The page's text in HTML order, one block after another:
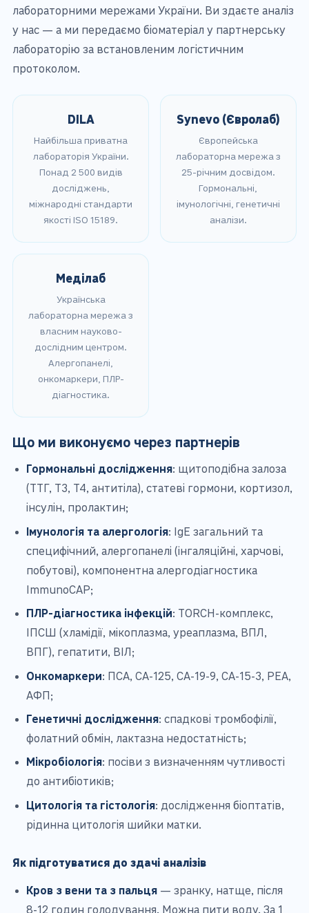
лабораторними мережами України. Ви здаєте аналіз
у нас — а ми передаємо біоматеріал у партнерську
лабораторію за встановленим логістичним
протоколом.
DILA
Найбільша приватна
лабораторія України.
Понад 2 500 видів
досліджень,
міжнародні стандарти
якості ISO 15189.
Synevo (Євролаб)
Європейська
лабораторна мережа з
25-річним досвідом.
Гормональні,
імунологічні, генетичні
аналізи.
Меділаб
Українська
лабораторна мережа з
власним науково-
дослідним центром.
Алергопанелі,
онкомаркери, ПЛР-
діагностика.
Що ми виконуємо через партнерів
Гормональні дослідження: щитоподібна залоза
(ТТГ, Т3, Т4, антитіла), статеві гормони, кортизол,
інсулін, пролактин;
Імунологія та алергологія: IgE загальний та
специфічний, алергопанелі (інгаляційні, харчові,
побутові), компонентна алергодіагностика
ImmunoCAP;
ПЛР-діагностика інфекцій: TORCH-комплекс,
ІПСШ (хламідії, мікоплазма, уреаплазма, ВПЛ,
ВПГ), гепатити, ВІЛ;
Онкомаркери: ПСА, СА-125, СА-19-9, СА-15-3, РЕА,
АФП;
Генетичні дослідження: спадкові тромбофілії,
фолатний обмін, лактазна недостатність;
Мікробіологія: посіви з визначенням чутливості
до антибіотиків;
Цитологія та гістологія: дослідження біоптатів,
рідинна цитологія шийки матки.
Як підготуватися до здачі аналізів
Кров з вени та з пальця — зранку, натще, після
8-12 годин голодування. Можна пити воду. За 1